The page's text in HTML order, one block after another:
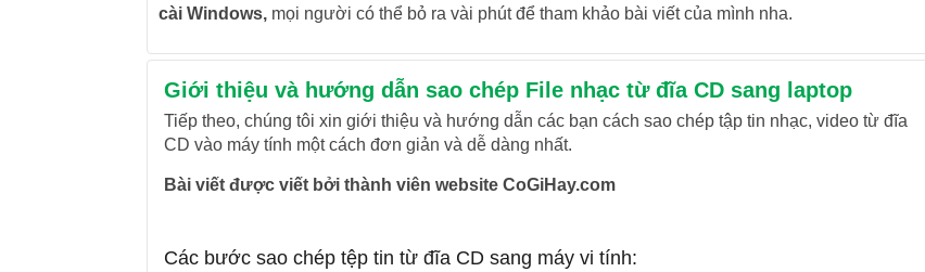
cài Windows,mọi người có thể bỏ ra vài phút để tham khảo bài viết của mình nha.
Giới thiệu và hướng dẫn sao chép File nhạc từ đĩa CD sang laptop
Tiếp theo, chúng tôi xin giới thiệu và hướng dẫn các bạn cách sao chép tập tin nhạc, video từ đĩa
CD vào máy tính một cách đơn giản và dễ dàng nhất.
Bài viết được viết bởi thành viên website CoGiHay.com
Các bước sao chép tệp tin từ đĩa CD sang máy vi tính: